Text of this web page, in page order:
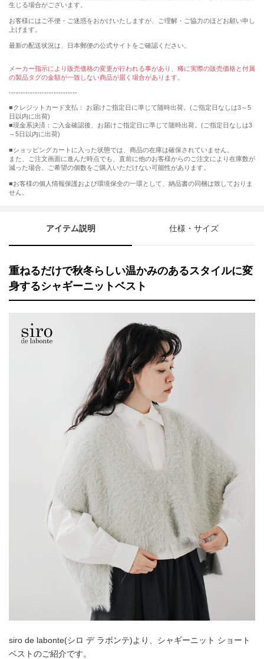
生じる場合がございます。
お客様にはご不便・ご迷惑をおかけいたしますが、ご理解・ご協力のほどお願い申し
上げます。
最新の配送状況は、日本郵便の公式サイトをご確認ください。
メーカー指示により販売価格の変更が行われる事があり、稀に実際の販売価格と付属
の製品タグの金額が一致しない商品が届く場合があります。
-----------------------------
■クレジットカード支払： お届けご指定日に準じて随時出荷。(ご指定日なしは3～5
日以内に出荷)
■現金系決済：ご入金確認後、お届けご指定日に準じて随時出荷。(ご指定日なしは3
～5日以内に出荷)
■ショッピングカートに入った状態では、商品の在庫は確保されていません。
また、ご注文画面に進んだ時点でも、直前に他のお客様からのご注文により在庫数が
減った場合、ご希望の個数をご購入いただけない可能性があります。
■お客様の個人情報保護および環境保全の一環として、納品書の同梱は致しておりま
せん。
アイテム説明 仕様・サイズ
重ねるだけで秋冬らしい温かみのあるスタイルに変
身するシャギーニットベスト
siro de labonte(シロ デ ラボンテ)より、シャギーニット ショート
ベストのご紹介です。